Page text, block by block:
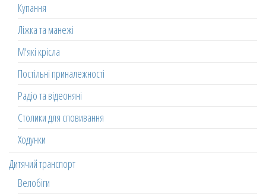
Купання
Ліжка та манежі
М'які крісла
Постільні приналежності
Радіо та відеоняні
Столики для сповивання
Ходунки
Дитячий транспорт
Велобіги